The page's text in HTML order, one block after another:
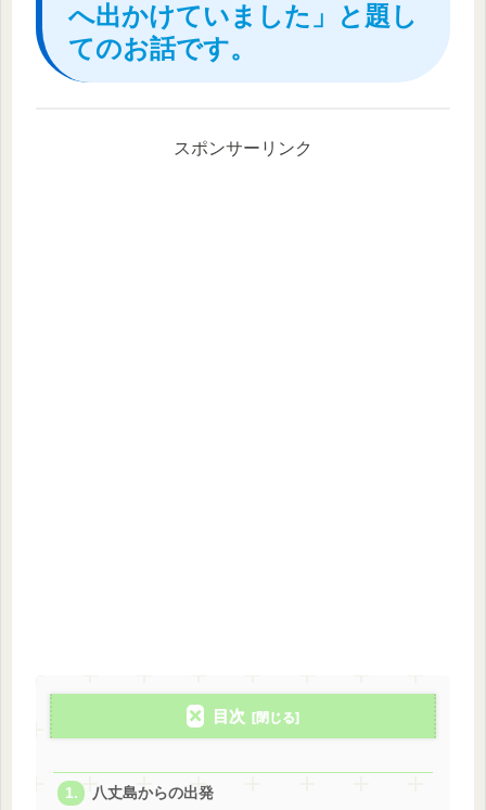
へ出かけていました」と題し
てのお話です。
スポンサーリンク
目次
八丈島からの出発